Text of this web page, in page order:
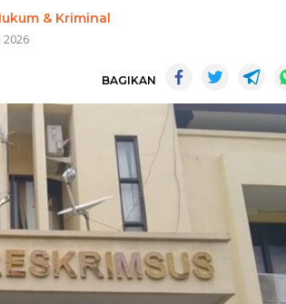
& Kriminal
2026
BAGIKAN